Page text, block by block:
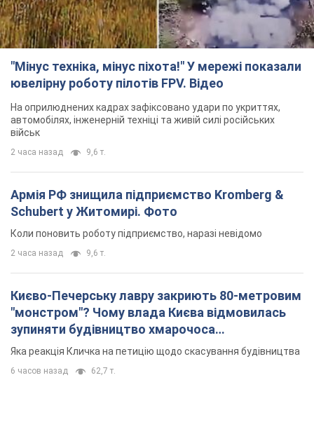
2 часа назад 9,6 т.
Schubert у Житомирі. Фото
Коли поновить роботу підприємство, наразі невідомо
2 часа назад 9,6 т.
Києво-Печерську лавру закриють 80-метровим
"монстром"? Чому влада Києва відмовилась
зупиняти будівництво хмарочоса
"московського вірянина"
Яка реакція Кличка на петицію щодо скасування будівництва
6 часов назад 62,7 т.